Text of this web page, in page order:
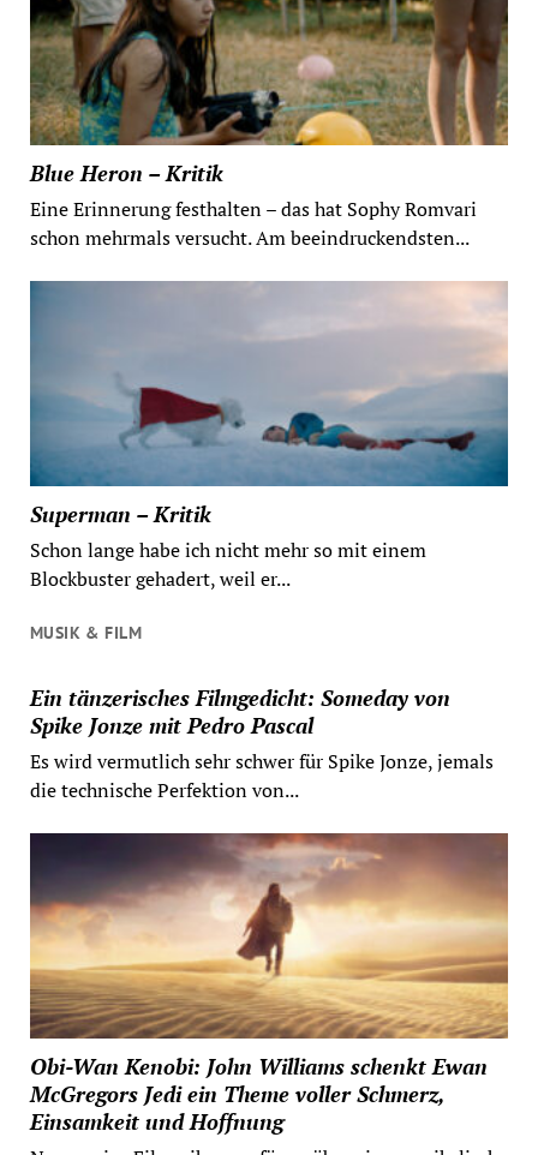
Blue Heron – Kritik
Eine Erinnerung festhalten – das hat Sophy Romvari
schon mehrmals versucht. Am beeindruckendsten...
Superman – Kritik
Schon lange habe ich nicht mehr so mit einem
Blockbuster gehadert, weil er...
MUSIK & FILM
Ein tänzerisches Filmgedicht: Someday von
Spike Jonze mit Pedro Pascal
Es wird vermutlich sehr schwer für Spike Jonze, jemals
die technische Perfektion von...
Obi-Wan Kenobi: John Williams schenkt Ewan
McGregors Jedi ein Theme voller Schmerz,
Einsamkeit und Hoffnung